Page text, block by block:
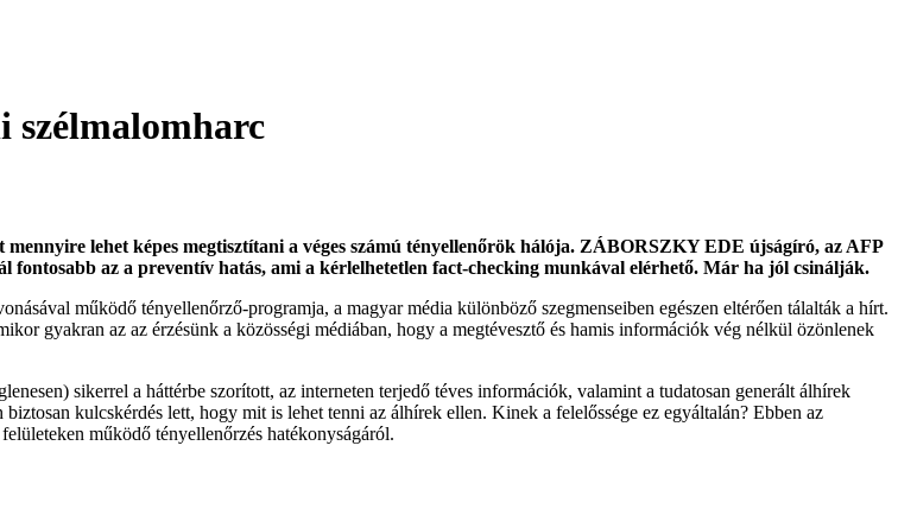
szélmalomharc
lehet képes megtisztítani a véges számú tényellenőrök hálója. ZÁBORSZKY EDE újságíró, az AFP
az a preventív hatás, ami a kérlelhetetlen fact-checking munkával elérhető. Már ha jól csinálják.
működő tényellenőrző-programja, a magyar média különböző szegmenseiben egészen eltérően tálalták a hírt.
gyakran az az érzésünk a közösségi médiában, hogy a megtévesztő és hamis információk vég nélkül özönlenek
sikerrel a háttérbe szorított, az interneten terjedő téves információk, valamint a tudatosan generált álhírek
kulcskérdés lett, hogy mit is lehet tenni az álhírek ellen. Kinek a felelőssége ez egyáltalán? Ebben az
működő tényellenőrzés hatékonyságáról.